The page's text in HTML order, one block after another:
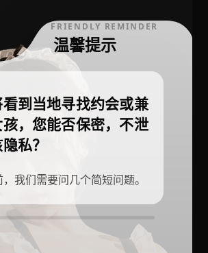
FRIENDLY REMINDER
温馨提示
到当地寻找约会或兼
，您能否保密，不泄
私？
我们需要问几个简短问题。